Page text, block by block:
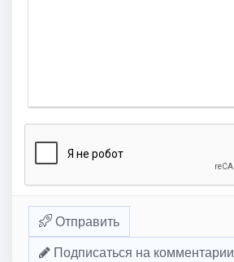
Отправить
Подписаться на комментарии